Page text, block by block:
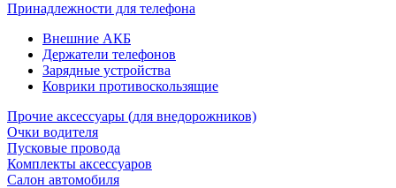
Принадлежности для телефона
Внешние АКБ
Держатели телефонов
Зарядные устройства
Коврики противоскользящие
Прочие аксессуары (для внедорожников)
Очки водителя
Пусковые провода
Комплекты аксессуаров
Салон автомобиля